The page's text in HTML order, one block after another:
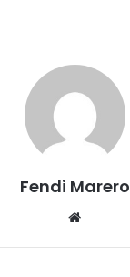
Fendi Marero